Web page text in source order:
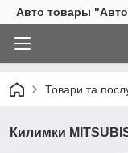
Авто товары
Товари та
Килимки